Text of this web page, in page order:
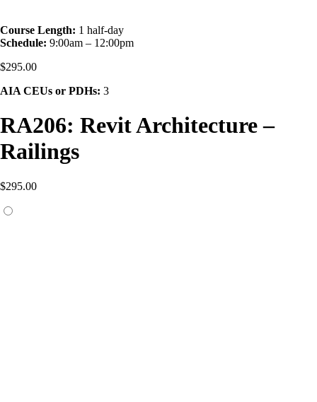
Course Length: 1 half-day
Schedule: 9:00am – 12:00pm
$295.00
AIA CEUs or PDHs: 3
RA206: Revit Architecture –
Railings
$295.00